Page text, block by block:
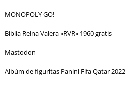
MONOPOLY GO!
Biblia Reina Valera «RVR» 1960 gratis
Mastodon
Albúm de figuritas Panini Fifa Qatar 2022